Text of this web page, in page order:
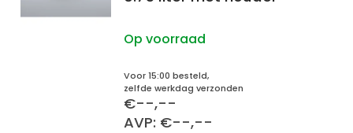
Op voorraad
Voor 15:00 besteld,
zelfde werkdag verzonden
€--,--
AVP: €--,--